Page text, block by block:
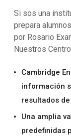
Si sos una
prepara
por Rosario
Nuestros
Cambridge
información
resultados
Una amplia
predefinidas